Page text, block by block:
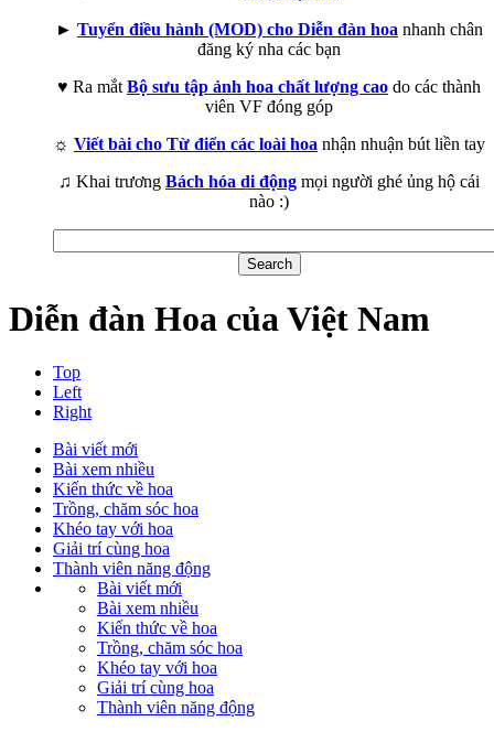
► Tuyển điều hành (MOD) cho Diễn đàn hoa nhanh chân
đăng ký nha các bạn
♥ Ra mắt Bộ sưu tập ảnh hoa chất lượng cao do các thành
viên VF đóng góp
☼ Viết bài cho Từ điển các loài hoa nhận nhuận bút liền tay
♫ Khai trương Bách hóa di động mọi người ghé ủng hộ cái
nào :)
Diễn đàn Hoa của Việt Nam
Top
Left
Right
Bài viết mới
Bài xem nhiều
Kiến thức về hoa
Trồng, chăm sóc hoa
Khéo tay với hoa
Giải trí cùng hoa
Thành viên năng động
Bài viết mới
Bài xem nhiều
Kiến thức về hoa
Trồng, chăm sóc hoa
Khéo tay với hoa
Giải trí cùng hoa
Thành viên năng động